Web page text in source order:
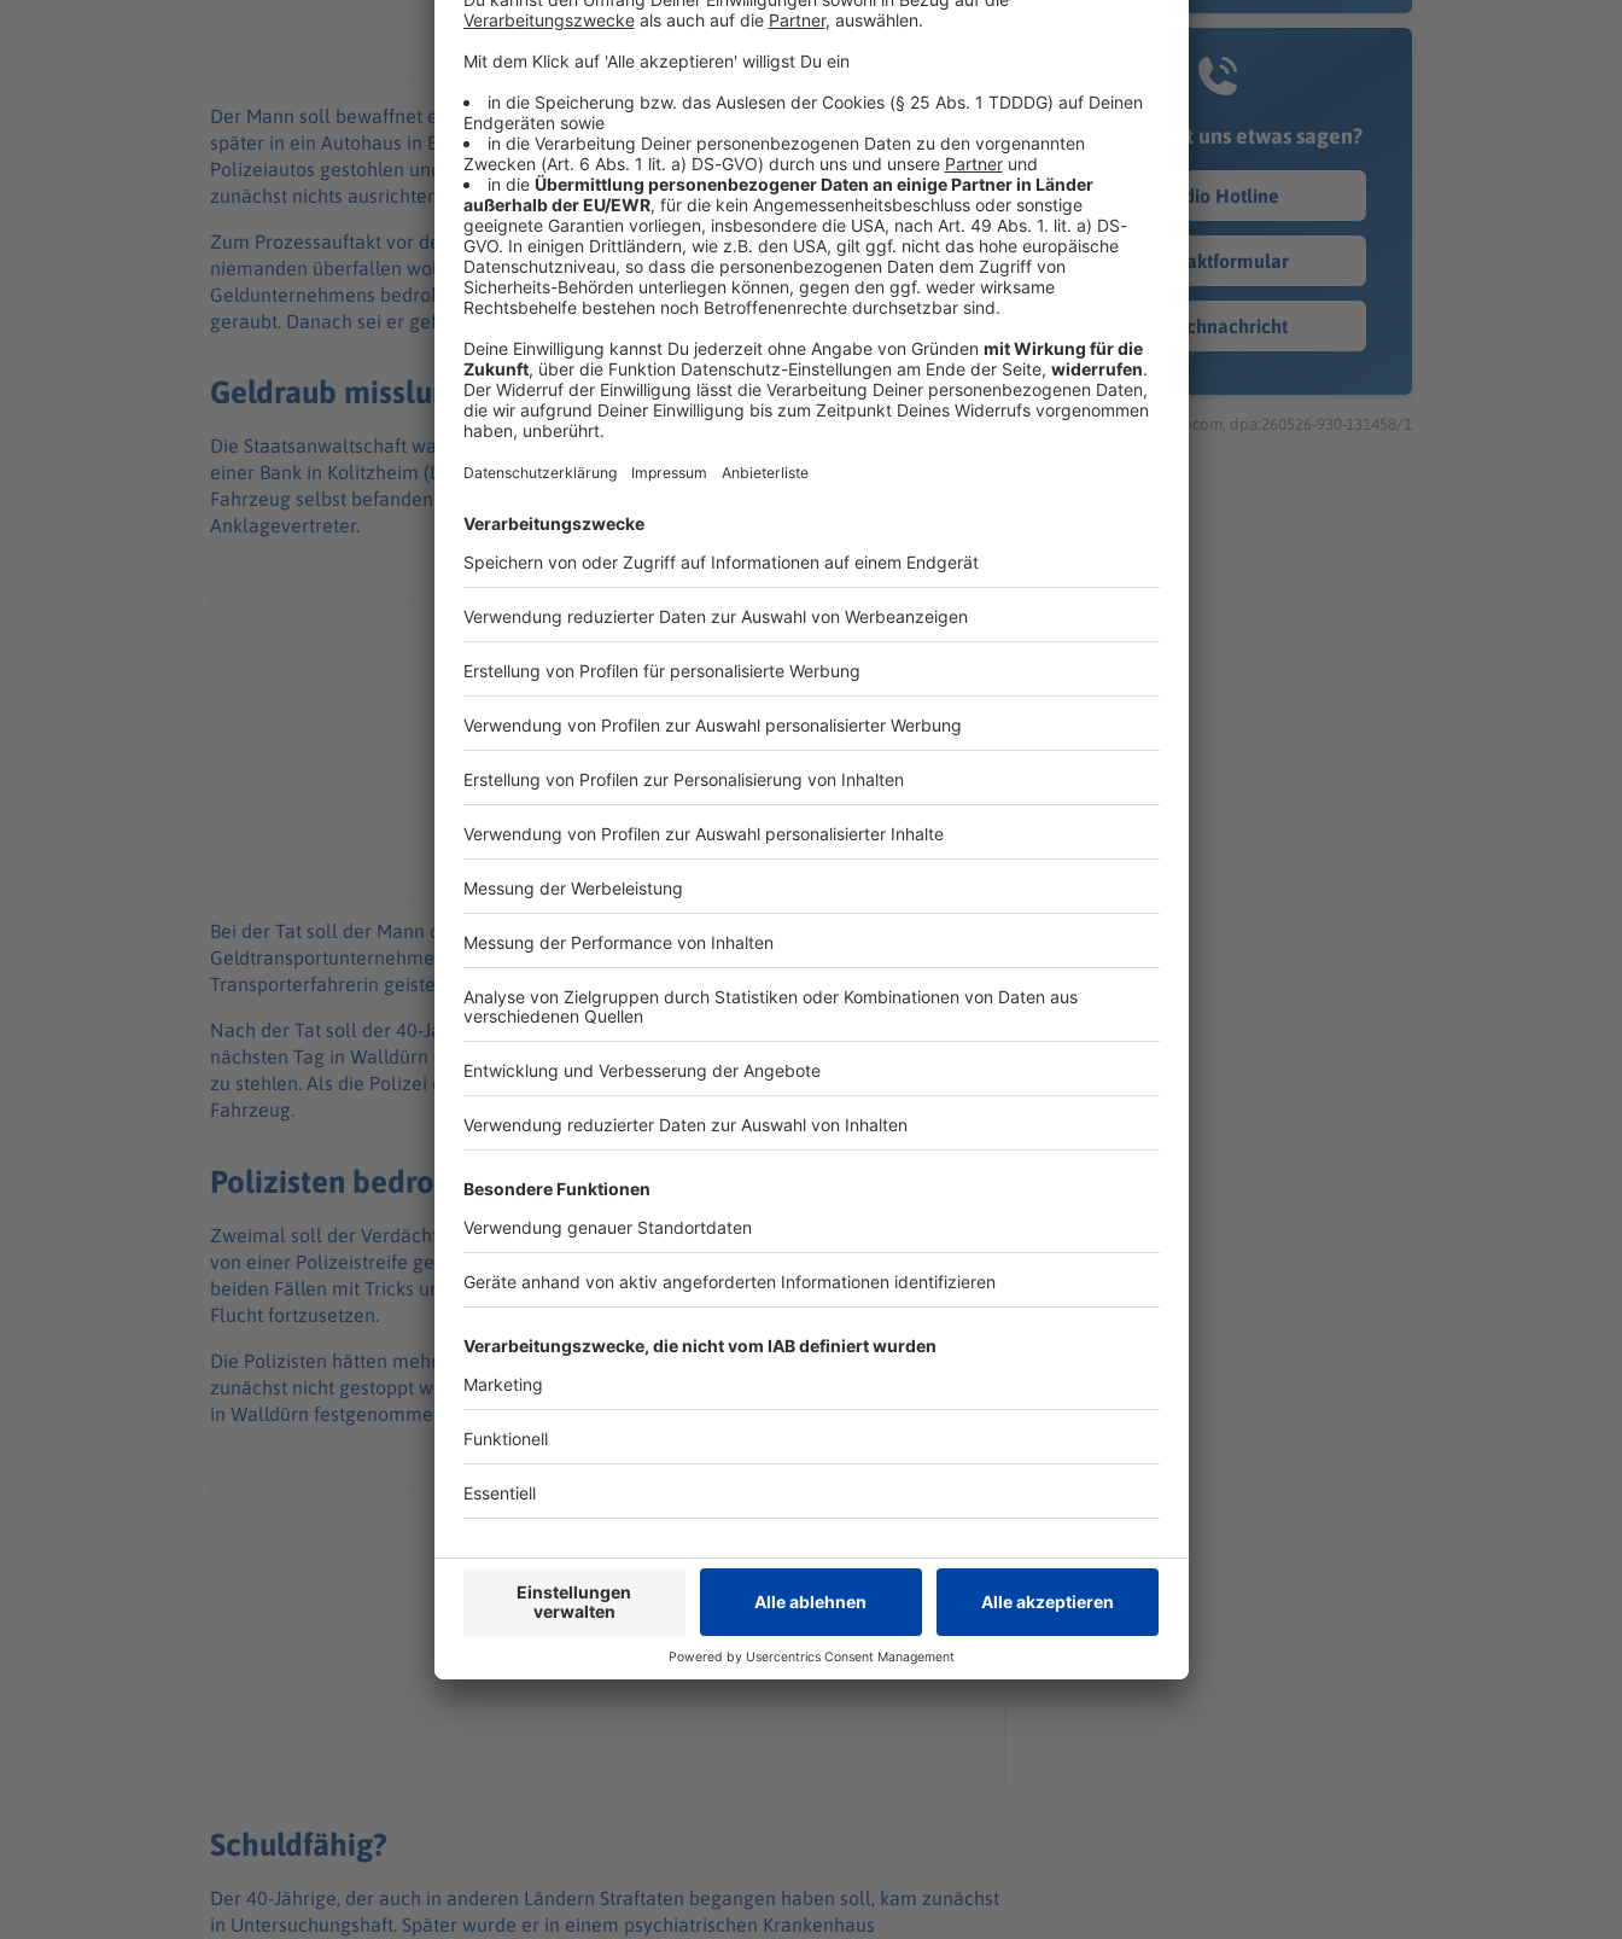
Der Mann soll bewaffnet einen Geldtransporter in Franken überfallen haben und einen Tag
später in ein Autohaus in Baden-Württemberg eingebrochen sein. Zudem hatte er zwei
Polizeiautos gestohlen und war mit riskanten Manövern geflohen. Polizeischüsse konnten
zunächst nichts ausrichten. Später wurde der Mann gefasst.
Zum Prozessauftakt vor dem Landgericht Schweinfurt hatte der Angeklagte gesagt, er habe
niemanden überfallen wollen. Vielmehr habe er sich von den Mitarbeitern des
Geldunternehmens bedroht gefühlt und deshalb einem der Beschäftigten seine Waffe
geraubt. Danach sei er geflohen.
Geldraub misslungen
Die Staatsanwaltschaft war aber überzeugt, dass der Mann am 20. Juni 2025 maskiert vor
einer Bank in Kolitzheim (Landkreis Schweinfurt) den Geldtransporter überfallen hat. «Im
Fahrzeug selbst befanden sich zu diesem Zeitpunkt circa drei Millionen Euro», sagte der
Anklagevertreter.
Bei der Tat soll der Mann die Schusswaffe eines Mitarbeiters des
Geldtransportunternehmens geraubt haben. Der Überfall missglückte, weil die
Transporterfahrerin geistesgegenwärtig mit dem Fahrzeug flüchtete.
Nach der Tat soll der 40-Jährige nach Baden-Württemberg gefahren sein, um dort am
nächsten Tag in Walldürn (Neckar-Odenwald-Kreis) in ein Autohaus einzubrechen und Geld
zu stehlen. Als die Polizei eintraf, flüchtete der Mann den Ermittlern zufolge mit seinem
Fahrzeug.
Polizisten bedroht, Wagen gestohlen
Zweimal soll der Verdächtige anschließend im Grenzbereich Bayern/Baden-Württemberg
von einer Polizeistreife gestellt worden sein. Dabei gelang es dem Mann laut Anklage in
beiden Fällen mit Tricks und erheblicher Gewalt, das Polizeifahrzeug zu stehlen und seine
Flucht fortzusetzen.
Die Polizisten hätten mehrfach geschossen, so die Staatsanwaltschaft, der Mann habe aber
zunächst nicht gestoppt werden können. Erst nach einer Verfolgungsjagd sei der 40-Jährige
in Walldürn festgenommen worden.
Schuldfähig?
Der 40-Jährige, der auch in anderen Ländern Straftaten begangen haben soll, kam zunächst
in Untersuchungshaft. Später wurde er in einem psychiatrischen Krankenhaus
Du möchtest uns etwas sagen?
Studio Hotline
Kontaktformular
Sprachnachricht
© dpa-infocom, dpa:260526-930-131458/1